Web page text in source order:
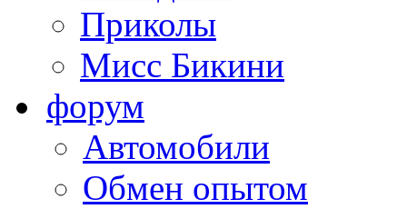
Приколы
Мисс Бикини
форум
Автомобили
Обмен опытом